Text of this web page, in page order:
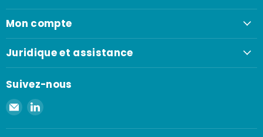
Mon compte
Juridique et assistance
Suivez-nous
Envoyer
un
e-
Retrouvez-
sur